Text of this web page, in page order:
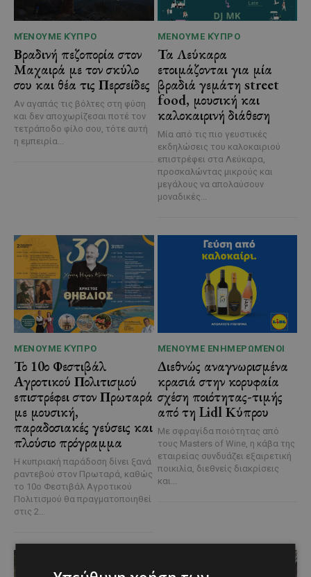
ΜΈΝΟΥΜΕ ΚΎΠΡΟ
Βραδινή πεζοπορία στον
Μαχαιρά με τον σκύλο
σου και θέα τις Περσείδες
Αν αγαπάς τις βόλτες στη φύση
και δεν αποχωρίζεσαι ποτέ τον
τετράποδο φίλο σου, τότε αυτή
η εμπειρία...
ΜΈΝΟΥΜΕ ΚΎΠΡΟ
Τα Λεύκαρα
ετοιμάζονται για μία
βραδιά γεμάτη street
food, μουσική και
καλοκαιρινή διάθεση
Μία από τις πιο γευστικές
εκδηλώσεις του καλοκαιριού
επιστρέφει στα Λεύκαρα,
προσκαλώντας μικρούς και
μεγάλους να απολαύσουν
μοναδικές...
ΜΈΝΟΥΜΕ ΚΎΠΡΟ
Το 10ο Φεστιβάλ
Αγροτικού Πολιτισμού
επιστρέφει στον Πρωταρά
με μουσική,
παραδοσιακές γεύσεις και
πλούσιο πρόγραμμα
Η κυπριακή παράδοση δίνει ξανά
ραντεβού στον Πρωταρά, καθώς
το 10ο Φεστιβάλ Αγροτικού
Πολιτισμού θα πραγματοποιηθεί
στις 2...
ΜΈΝΟΥΜΕ ΕΝΗΜΕΡΩΜΈΝΟΙ
Διεθνώς αναγνωρισμένα
κρασιά στην κορυφαία
σχέση ποιότητας-τιμής
από τη Lidl Κύπρου
Με σφραγίδα ποιότητας από
τους Masters of Wine, η κάβα της
εταιρείας συνδυάζει εξαιρετική
ποικιλία, διεθνείς διακρίσεις
και...